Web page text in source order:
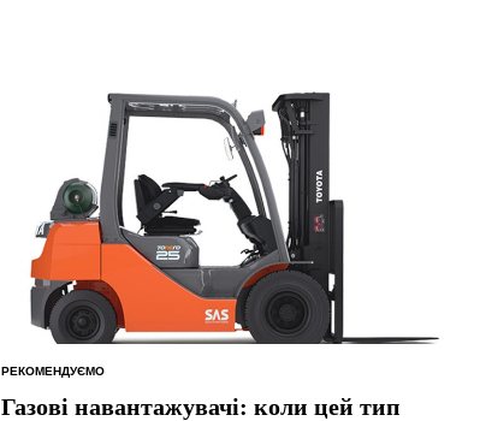
ОПУБЛІКУВАТИ
РЕКОМЕНДУЄМО
Газові навантажувачі: коли цей тип